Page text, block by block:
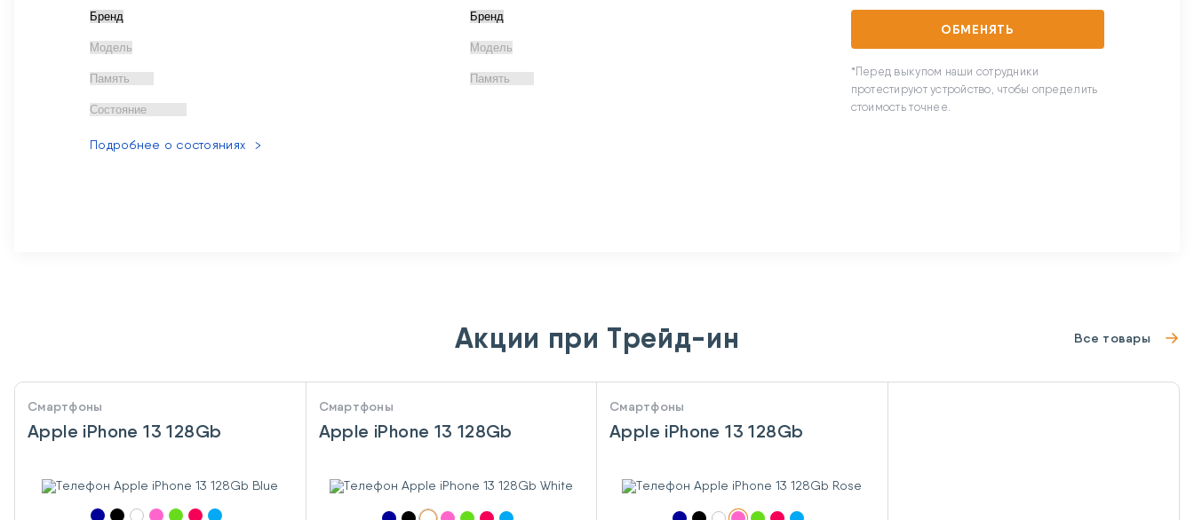
Подробнее о состояниях
ОБМЕНЯТЬ
*Перед выкупом наши сотрудники
протестируют устройство, чтобы определить
стоимость точнее.
Акции при Трейд-ин Все товары
Смартфоны
Apple iPhone 13 128Gb
Смартфоны
Apple iPhone 13 128Gb
Смартфоны
Apple iPhone 13 128Gb